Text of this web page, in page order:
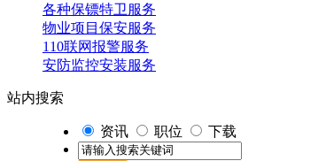
各种保镖特卫服务
物业项目保安服务
110联网报警服务
安防监控安装服务
站内搜索
资讯 职位 下载